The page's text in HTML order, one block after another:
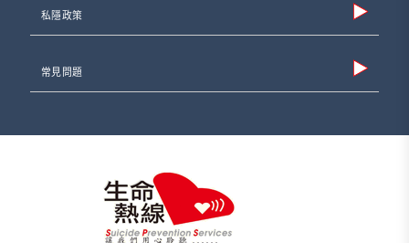
私隱政策
常見問題